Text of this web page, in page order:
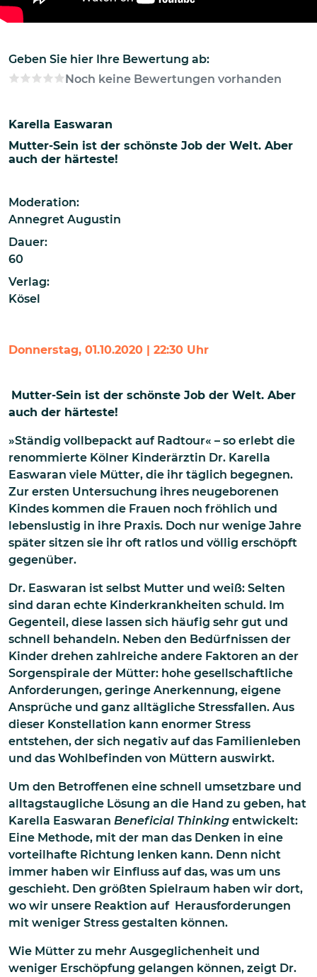
Geben Sie hier Ihre Bewertung ab:
Noch keine Bewertungen vorhanden
Karella Easwaran
Mutter-Sein ist der schönste Job der Welt. Aber
auch der härteste!
Moderation:
Annegret Augustin
Dauer:
60
Verlag:
Kösel
Donnerstag, 01.10.2020 | 22:30 Uhr
Mutter-Sein ist der schönste Job der Welt. Aber
auch der härteste!
»Ständig vollbepackt auf Radtour« – so erlebt die
renommierte Kölner Kinderärztin Dr. Karella
Easwaran viele Mütter, die ihr täglich begegnen.
Zur ersten Untersuchung ihres neugeborenen
Kindes kommen die Frauen noch fröhlich und
lebenslustig in ihre Praxis. Doch nur wenige Jahre
später sitzen sie ihr oft ratlos und völlig erschöpft
gegenüber.
Dr. Easwaran ist selbst Mutter und weiß: Selten
sind daran echte Kinderkrankheiten schuld. Im
Gegenteil, diese lassen sich häufig sehr gut und
schnell behandeln. Neben den Bedürfnissen der
Kinder drehen zahlreiche andere Faktoren an der
Sorgenspirale der Mütter: hohe gesellschaftliche
Anforderungen, geringe Anerkennung, eigene
Ansprüche und ganz alltägliche Stressfallen. Aus
dieser Konstellation kann enormer Stress
entstehen, der sich negativ auf das Familienleben
und das Wohlbefinden von Müttern auswirkt.
Um den Betroffenen eine schnell umsetzbare und
alltagstaugliche Lösung an die Hand zu geben, hat
Karella Easwaran Beneficial Thinking entwickelt:
Eine Methode, mit der man das Denken in eine
vorteilhafte Richtung lenken kann. Denn nicht
immer haben wir Einfluss auf das, was um uns
geschieht. Den größten Spielraum haben wir dort,
wo wir unsere Reaktion auf Herausforderungen
mit weniger Stress gestalten können.
Wie Mütter zu mehr Ausgeglichenheit und
weniger Erschöpfung gelangen können, zeigt Dr.